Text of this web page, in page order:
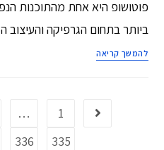
פוטושופ היא אחת מהתוכנות
ביותר בתחום הגרפיקה והעיצוב
להמשך קריאה
1
…
335
336